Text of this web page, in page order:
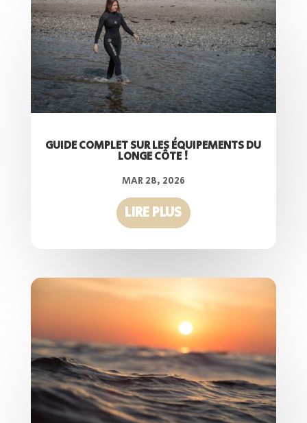
GUIDE COMPLET SUR LES ÉQUIPEMENTS DU
LONGE CÔTE !
MAR 28, 2026
LIRE PLUS